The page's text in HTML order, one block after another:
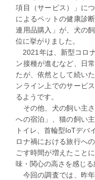
項目（サービス）」 に
によるペットの健康診
連用品購入」 が、犬の
位に挙がりました。
2021年は、新型コロ
ン接種が進むなど、日
たが、依然として続い
ンライン上でのサービ
るようです。
その他、 犬の飼い主
への宿泊」
、猫の飼い
トイレ、首輪型IoTデバ
ロナ禍における旅行へ
ごす時間が増えたこと
味・関心の高さを感じる
今回の調査では、昨